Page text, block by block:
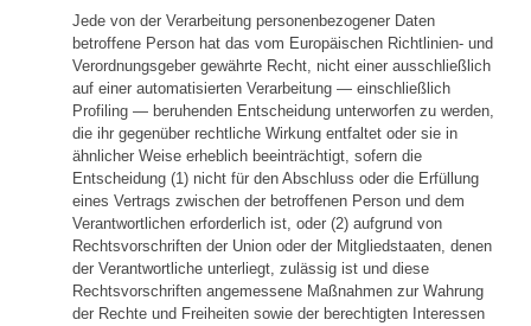
Jede von der Verarbeitung personenbezogener Daten
betroffene Person hat das vom Europäischen Richtlinien- und
Verordnungsgeber gewährte Recht, nicht einer ausschließlich
auf einer automatisierten Verarbeitung — einschließlich
Profiling — beruhenden Entscheidung unterworfen zu werden,
die ihr gegenüber rechtliche Wirkung entfaltet oder sie in
ähnlicher Weise erheblich beeinträchtigt, sofern die
Entscheidung (1) nicht für den Abschluss oder die Erfüllung
eines Vertrags zwischen der betroffenen Person und dem
Verantwortlichen erforderlich ist, oder (2) aufgrund von
Rechtsvorschriften der Union oder der Mitgliedstaaten, denen
der Verantwortliche unterliegt, zulässig ist und diese
Rechtsvorschriften angemessene Maßnahmen zur Wahrung
der Rechte und Freiheiten sowie der berechtigten Interessen